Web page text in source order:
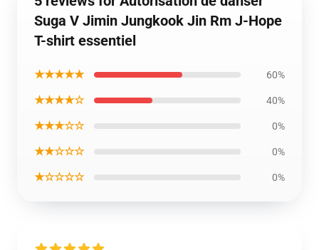
Suga V Jimin Jungkook Jin Rm J-Hope
T-shirt essentiel
★★★★★ 60%
★★★★☆ 40%
★★★☆☆ 0%
★★☆☆☆ 0%
★☆☆☆☆ 0%